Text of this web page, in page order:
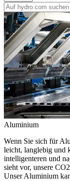
Aluminium
Wenn Sie sich für
leicht, langlebig und
intelligenteren und
sieht vor, unsere
Unser Aluminium